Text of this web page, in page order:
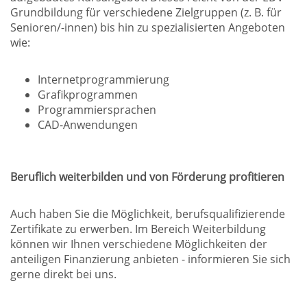
Grundbildung für verschiedene Zielgruppen (z. B. für
Senioren/-innen) bis hin zu spezialisierten Angeboten
wie:
Internetprogrammierung
Grafikprogrammen
Programmiersprachen
CAD-Anwendungen
Beruflich weiterbilden und von Förderung profitieren
Auch haben Sie die Möglichkeit, berufsqualifizierende
Zertifikate zu erwerben. Im Bereich Weiterbildung
können wir Ihnen verschiedene Möglichkeiten der
anteiligen Finanzierung anbieten - informieren Sie sich
gerne direkt bei uns.